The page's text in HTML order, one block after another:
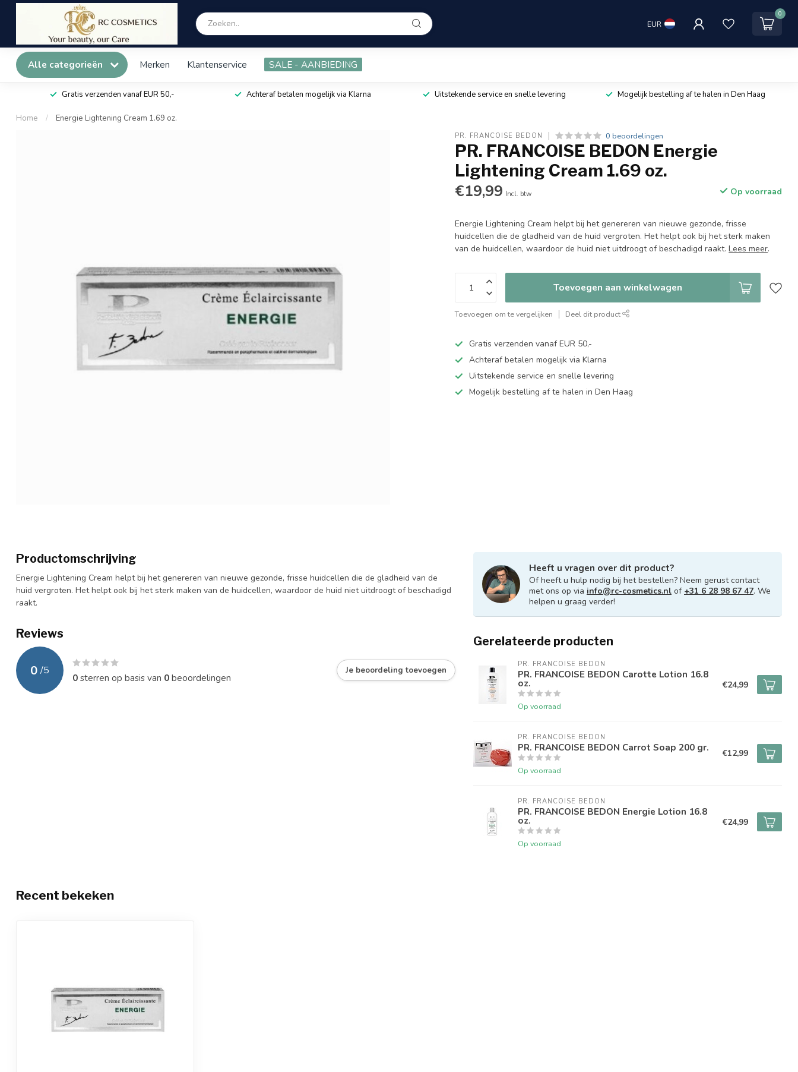
EUR
0
Alle categorieën Merken Klantenservice SALE - AANBIEDING
Gratis verzenden vanaf EUR 50,- Achteraf betalen mogelijk via Klarna Uitstekende service en snelle levering Mogelijk bestelling af te halen in Den Haag
Home / Energie Lightening Cream 1.69 oz.
PR. FRANCOISE BEDON 0 beoordelingen
PR. FRANCOISE BEDON Energie
Lightening Cream 1.69 oz.
€19,99 Incl. btw Op voorraad
Energie Lightening Cream helpt bij het genereren van nieuwe gezonde, frisse
huidcellen die de gladheid van de huid vergroten. Het helpt ook bij het sterk maken
van de huidcellen, waardoor de huid niet uitdroogt of beschadigd raakt.Lees meer.
Toevoegen aan winkelwagen
Toevoegen om te vergelijken Deel dit product
Gratis verzenden vanaf EUR 50,-
Achteraf betalen mogelijk via Klarna
Uitstekende service en snelle levering
Mogelijk bestelling af te halen in Den Haag
Productomschrijving
Energie Lightening Cream helpt bij het genereren van nieuwe gezonde, frisse huidcellen die de gladheid van de
huid vergroten. Het helpt ook bij het sterk maken van de huidcellen, waardoor de huid niet uitdroogt of beschadigd
raakt.
Reviews
0 /5
0sterren op basis van 0beoordelingen
Je beoordeling toevoegen
Heeft u vragen over dit product?
Of heeft u hulp nodig bij het bestellen? Neem gerust contact
met ons op via info@rc-cosmetics.nl of +31 6 28 98 67 47. We
helpen u graag verder!
Gerelateerde producten
PR. FRANCOISE BEDON
PR. FRANCOISE BEDON Carotte Lotion 16.8
oz.
Op voorraad
€24,99
PR. FRANCOISE BEDON
PR. FRANCOISE BEDON Carrot Soap 200 gr.
Op voorraad
€12,99
PR. FRANCOISE BEDON
PR. FRANCOISE BEDON Energie Lotion 16.8
oz.
Op voorraad
€24,99
Recent bekeken